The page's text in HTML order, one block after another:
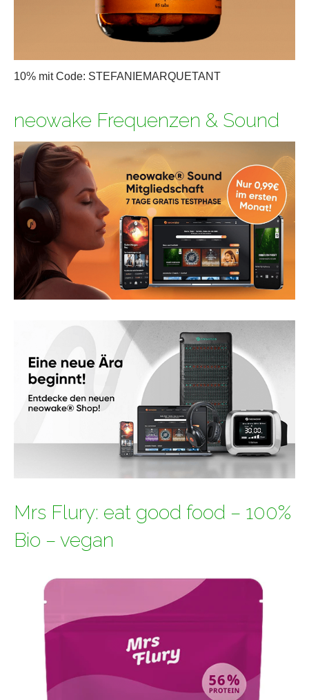
10% mit Code: STEFANIEMARQUETANT
neowake Frequenzen & Sound
Mrs Flury: eat good food – 100%
Bio – vegan